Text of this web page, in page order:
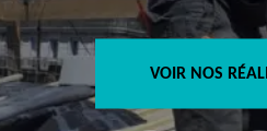
VOIR NOS